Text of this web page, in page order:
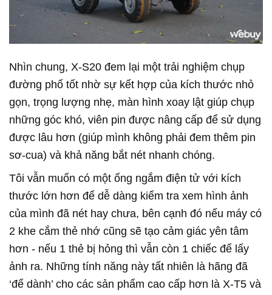
Nhìn chung, X-S20 đem lại một trải nghiệm chụp
đường phố tốt nhờ sự kết hợp của kích thước nhỏ
gọn, trọng lượng nhẹ, màn hình xoay lật giúp chụp
những góc khó, viên pin được nâng cấp để sử dụng
được lâu hơn (giúp mình không phải đem thêm pin
sơ-cua) và khả năng bắt nét nhanh chóng.
Tôi vẫn muốn có một ống ngắm điện tử với kích
thước lớn hơn để dễ dàng kiểm tra xem hình ảnh
của mình đã nét hay chưa, bên cạnh đó nếu máy có
2 khe cắm thẻ nhớ cũng sẽ tạo cảm giác yên tâm
hơn - nếu 1 thẻ bị hỏng thì vẫn còn 1 chiếc để lấy
ảnh ra. Những tính năng này tất nhiên là hãng đã
‘để dành’ cho các sản phẩm cao cấp hơn là X-T5 và